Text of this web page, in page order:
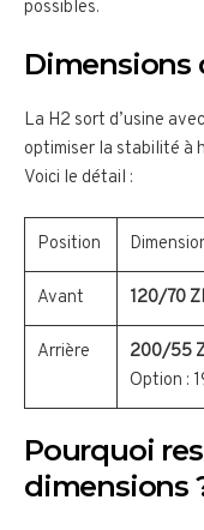
possibles.
Dimensions
La H2 sort d’usine
optimiser la stabilité à
Voici le détail :
Position
Avant 120/70
Arrière
200/55
Option :
Pourquoi
dimensions